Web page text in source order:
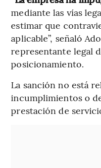
mediante las vías
estimar que
aplicable”, señaló
representante legal
posicionamiento.
La sanción no está
incumplimientos o
prestación de